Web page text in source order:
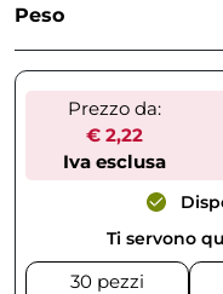
Peso
Prezzo da:
€ 2,22
Iva esclusa
Ti servono
30 pezzi